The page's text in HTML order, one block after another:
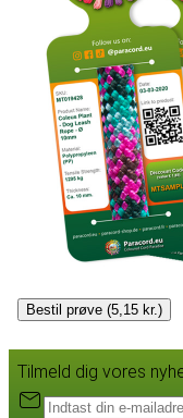
Bestil prøve (5,15 kr.)
Tilmeld dig vores